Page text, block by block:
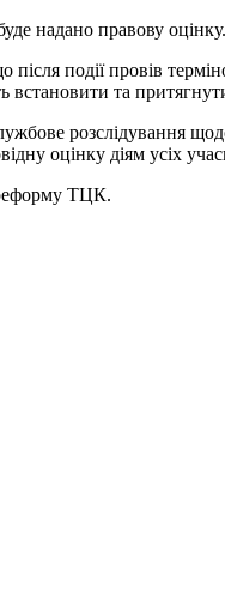
надано правову оцінку.
події провів
та притягнути
розслідування
оцінку діям усіх
ТЦК.